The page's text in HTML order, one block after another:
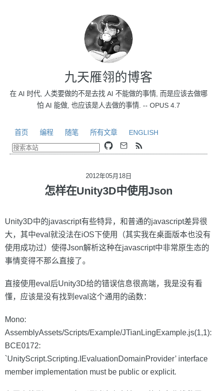
九天雁翎的博客
在 AI 时代, 人类要做的不是去找 AI 不能做的事情, 而是应该去做哪
怕 AI 能做, 也应该是人去做的事情. -- OPUS 4.7
首页 编程 随笔 所有文章 ENGLISH
2012年05月18日
怎样在Unity3D中使用Json
Unity3D中的javascript有些特异，和普通的javascript差异很
大，其中eval就没法在iOS下使用（其实我在桌面版本也没有
使用成功过）使得Json解析这种在javascript中非常原生态的
事情变得不那么直接了。
直接使用eval后Unity3D给的错误信息很高端，我是没有看
懂，应该是没有找到eval这个通用的函数：
Mono:
AssemblyAssets/Scripts/Example/JTianLingExample.js(1,1):
BCE0172:
`UnityScript.Scripting.IEvaluationDomainProvider’ interface
member implementation must be public or explicit.